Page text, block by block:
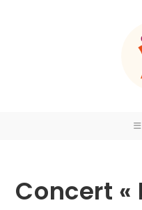
Concert «